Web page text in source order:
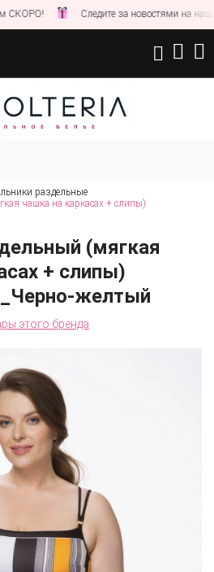
Следите за новостями на нашем сайте
раздельные
чашка на каркасах + слипы)
(мягкая
+ слипы)
желтый
этого бренда